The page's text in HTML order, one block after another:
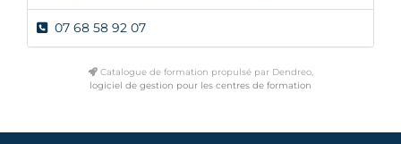
07 68 58 92 07
Catalogue de formation propulsé par Dendreo,
logiciel de gestion pour les centres de formation